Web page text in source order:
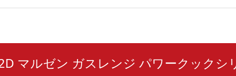
マルゼン ガスレンジ パワークックシ